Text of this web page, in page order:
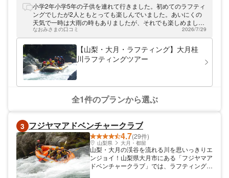
の自然風景が一番の魅力です。また、電車の
見える、広々としたベースも魅力のひとつ！
シャワーや貴重品ロッカーも完備していま
す。新宿から電車で約80分と、都心からの
アクセスも抜群！みなさまのお越しをお待ち
しております！
小学2年小学5年の子供を連れて行きました。初めてのラフティ
ングでしたが2人ともとっても楽しんでいました。あいにくの
天気で一時は大雨の時もありましたが、それでも楽しめまし
た。ナビで住所検索すると、車で５分ほどの距離の違う場所に
誘導され、なかなか辿り着けず大変でした。Googleマップで名
前で検索すると正しくナビ表示できました。
なおみさまの口コミ 2026/7/29
【山梨・大月・ラフティング】大月桂
川ラフティングツアー
全1件のプランから選ぶ
3 フジヤマアドベンチャークラブ
4.7(29件)
山梨県 大月・都留
山梨・大月の渓谷を流れる川を思いっきりエ
ンジョイ！山梨県大月市にある「フジヤマア
ドベンチャークラブ」では、ラフティングと